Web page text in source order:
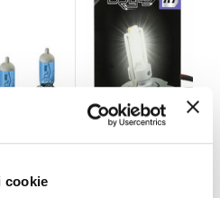
cookie
Mirror White - D-GEAR